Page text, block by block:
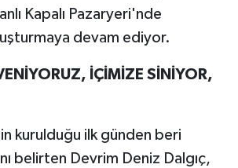
Kapalı Pazaryeri'nde
devam ediyor.
YORUZ, İÇİMİZE SİNİYOR,
kurulduğu ilk günden beri
belirten Devrim Deniz Dalgıç,